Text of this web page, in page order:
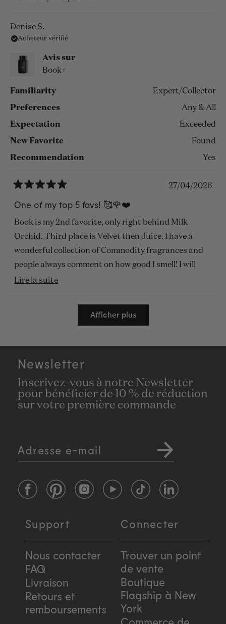
étoiles
Denise S.
Acheteur vérifié
Avis sur
Book+
Familiarity Expert/Collector
Preferences Any & All
Expectation Exceeded
New Favorite Found
Recommendation Yes
5
sur
5
étoiles
27/04/2026
One of my top 5 favs! 🥰🌹❤️
Book is my 2nd favorite, only right behind Milk
Orchid. Third place is Velvet then Juice. I have a
wonderful collection of Commodity fragrances and
people always comment on how good I smell! I will
never run out! 💕💕💕💕
Lire la suiteEn
Chargement...
Afficher plus
Newsletter
Inscrivez-vous à notre Newsletter
pour bénéficier de 10 % de réduction
sur votre première commande
Adresse e-mail
FacebookPinterestInstagramYouTubeTikTokLinkedIn
Support
Nous contacter
FAQ
Livraison
Retours et
remboursements
Connecter
Trouver un point
de vente
Boutique
Flagship à New
York